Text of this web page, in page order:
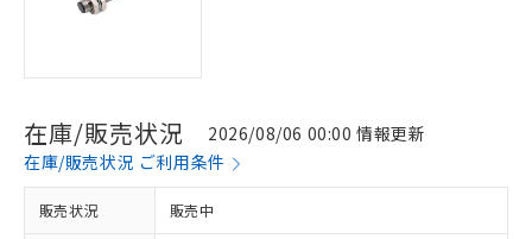
在庫/販売状況
2026/08/06 00:00 情報更新
在庫/販売状況 ご利用条件
販売状況 販売中